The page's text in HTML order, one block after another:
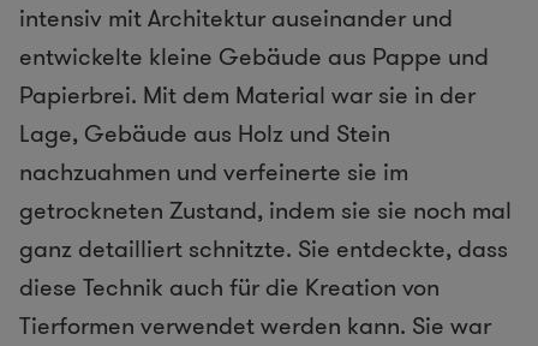
intensiv mit Architektur auseinander und
entwickelte kleine Gebäude aus Pappe und
Papierbrei. Mit dem Material war sie in der
Lage, Gebäude aus Holz und Stein
nachzuahmen und verfeinerte sie im
getrockneten Zustand, indem sie sie noch mal
ganz detailliert schnitzte. Sie entdeckte, dass
diese Technik auch für die Kreation von
Tierformen verwendet werden kann. Sie war